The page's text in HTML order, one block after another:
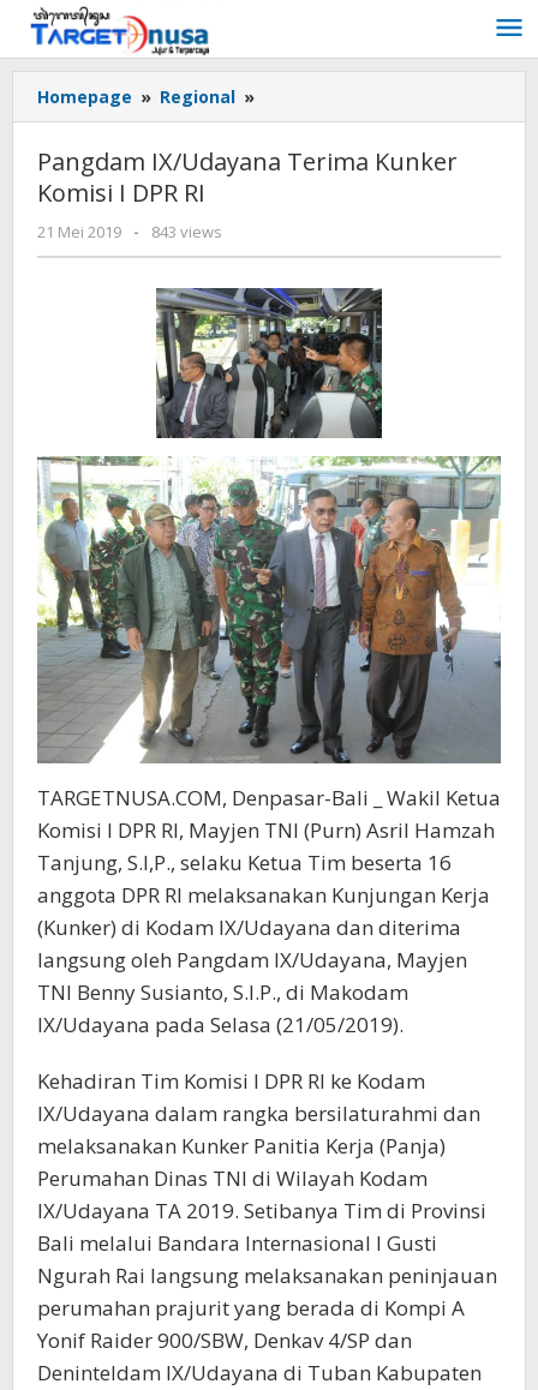
Lewati
konten
Homepage » Regional »
IX/Udayana
Kunker
Pangdam IX/Udayana Terima Kunker
Komisi I DPR RI
21 Mei 2019
oleh
targetnusa
- 843 views
TARGETNUSA.COM, Denpasar-Bali _ Wakil Ketua
Komisi I DPR RI, Mayjen TNI (Purn) Asril Hamzah
Tanjung, S.I,P., selaku Ketua Tim beserta 16
anggota DPR RI melaksanakan Kunjungan Kerja
(Kunker) di Kodam IX/Udayana dan diterima
langsung oleh Pangdam IX/Udayana, Mayjen
TNI Benny Susianto, S.I.P., di Makodam
IX/Udayana pada Selasa (21/05/2019).
Kehadiran Tim Komisi I DPR RI ke Kodam
IX/Udayana dalam rangka bersilaturahmi dan
melaksanakan Kunker Panitia Kerja (Panja)
Perumahan Dinas TNI di Wilayah Kodam
IX/Udayana TA 2019. Setibanya Tim di Provinsi
Bali melalui Bandara Internasional I Gusti
Ngurah Rai langsung melaksanakan peninjauan
perumahan prajurit yang berada di Kompi A
Yonif Raider 900/SBW, Denkav 4/SP dan
Deninteldam IX/Udayana di Tuban Kabupaten